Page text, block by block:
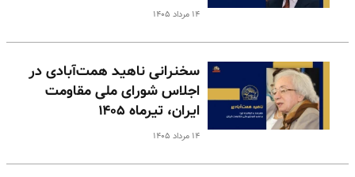
۱۴ مرداد ۱۴۰۵
سخنرانی ناهید همت‌آبادی در
اجلاس شورای ملی مقاومت
ایران، تیرماه ۱۴۰۵
۱۴ مرداد ۱۴۰۵